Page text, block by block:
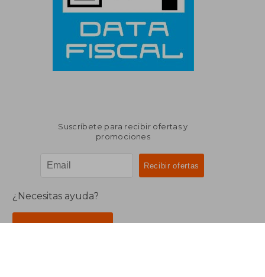
Suscríbete para recibir ofertas y
promociones
¿Necesitas ayuda?